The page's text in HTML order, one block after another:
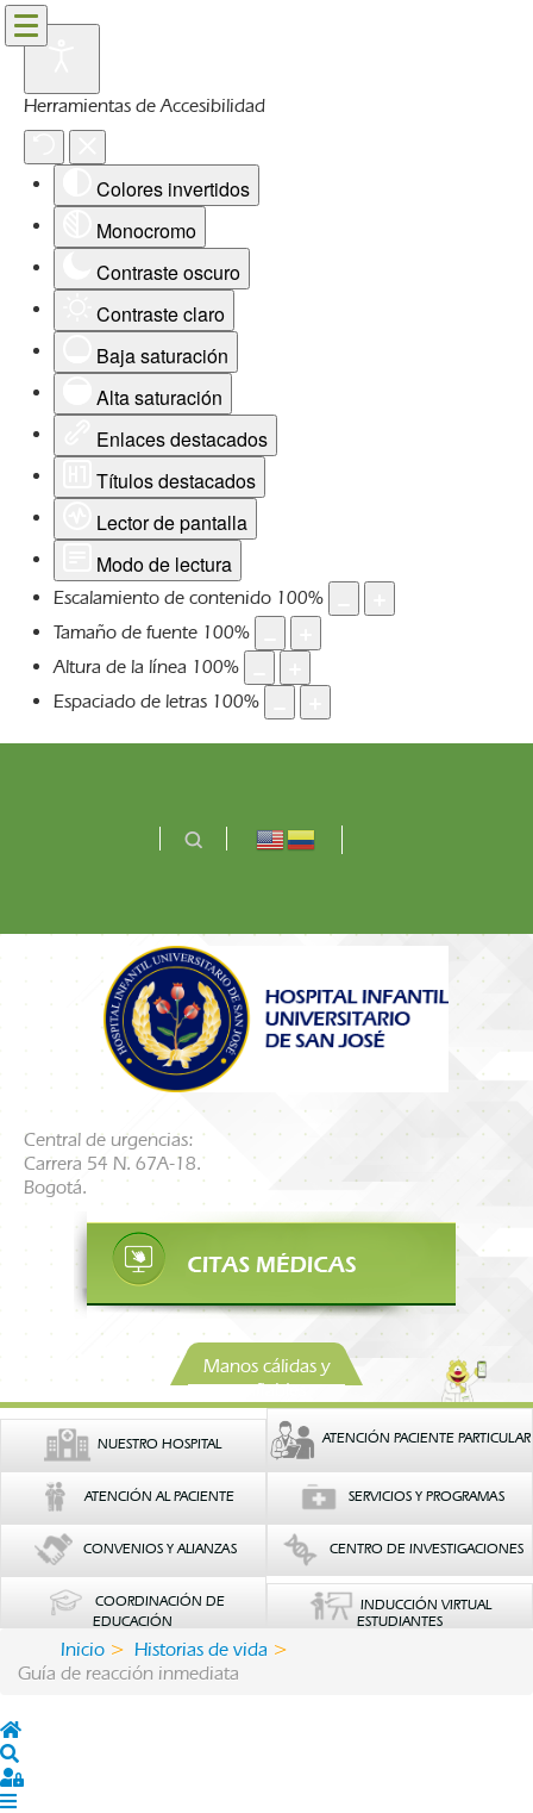
Herramientas de Accesibilidad
Colores invertidos
Monocromo
Contraste oscuro
Contraste claro
Baja saturación
Alta saturación
Enlaces destacados
Títulos destacados
Lector de pantalla
Modo de lectura
Escalamiento de contenido 100%
Tamaño de fuente 100%
Altura de la línea 100%
Espaciado de letras 100%
Central de urgencias:
Carrera 54 N. 67A-18.
Bogotá.
Manos cálidas y
confiables
NUESTRO HOSPITAL ATENCIÓN PACIENTE PARTICULAR
ATENCIÓN AL PACIENTE SERVICIOS Y PROGRAMAS
CONVENIOS Y ALIANZAS CENTRO DE INVESTIGACIONES
COORDINACIÓN DE
EDUCACIÓN
INDUCCIÓN VIRTUAL
ESTUDIANTES
Inicio
Historias de vida
Guía de reacción inmediata
Home
Sign In